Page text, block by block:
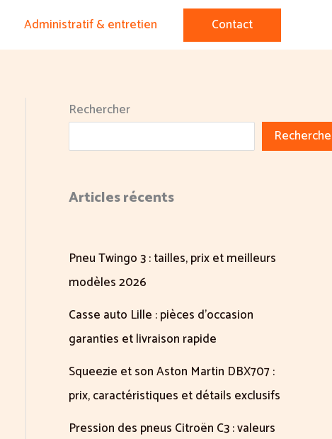
Administratif & entretien Contact
Rechercher
Articles récents
Pneu Twingo 3 : tailles, prix et meilleurs
modèles 2026
Casse auto Lille : pièces d’occasion
garanties et livraison rapide
Squeezie et son Aston Martin DBX707 :
prix, caractéristiques et détails exclusifs
Pression des pneus Citroën C3 : valeurs